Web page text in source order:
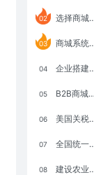
02 选择商城系统要考虑哪些问题？
03 商城系统如何打通跨境电商模式？
04 企业搭建积分商城系统要注意什么？
05 B2B商城系统搭建：开发语言、功能、优势分析
06 美国关税政策冲击全球电商格局：五大类平台受重创，转型与自救成关键
07 全国统一大市场：电商如何掘金新蓝海？
08 建设农业强国，网上商城来助力！